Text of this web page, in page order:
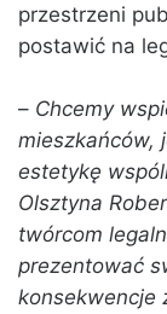
przestrzeni
postawić na
– Chcemy
mieszkańców,
estetykę
Olsztyna
twórcom
prezentować
konsekwencje